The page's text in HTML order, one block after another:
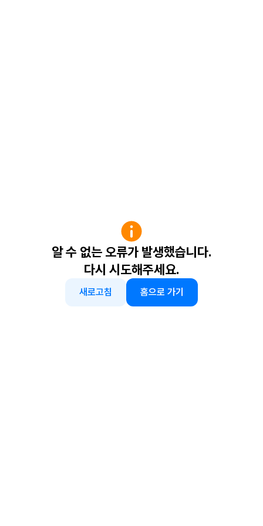
알 수 없는 오류가 발생했습니다.
다시 시도해주세요.
새로고침 홈으로 가기